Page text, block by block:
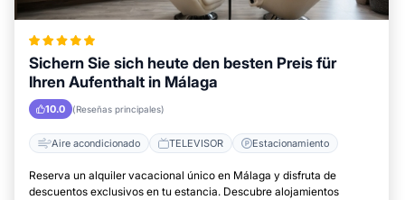
Sichern Sie sich heute den besten Preis für
Ihren Aufenthalt in Málaga
10.0 (Reseñas principales)
Aire acondicionado TELEVISOR Estacionamiento
Reserva un alquiler vacacional único en Málaga y disfruta de
descuentos exclusivos en tu estancia. Descubre alojamientos